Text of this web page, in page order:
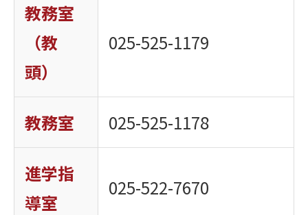
教務室
（教
頭）
025-525-1179
教務室 025-525-1178
進学指
導室
025-522-7670